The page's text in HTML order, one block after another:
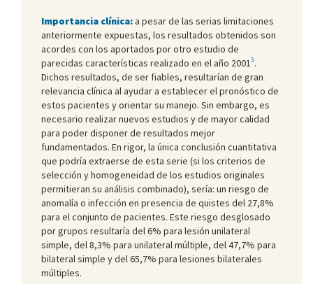
Importancia clínica:a pesar de las serias limitaciones
anteriormente expuestas, los resultados obtenidos son
acordes con los aportados por otro estudio de
parecidas características realizado en el año 2001 3.
Dichos resultados, de ser fiables, resultarían de gran
relevancia clínica al ayudar a establecer el pronóstico de
estos pacientes y orientar su manejo. Sin embargo, es
necesario realizar nuevos estudios y de mayor calidad
para poder disponer de resultados mejor
fundamentados. En rigor, la única conclusión cuantitativa
que podría extraerse de esta serie (si los criterios de
selección y homogeneidad de los estudios originales
permitieran su análisis combinado), sería: un riesgo de
anomalía o infección en presencia de quistes del 27,8%
para el conjunto de pacientes. Este riesgo desglosado
por grupos resultaría del 6% para lesión unilateral
simple, del 8,3% para unilateral múltiple, del 47,7% para
bilateral simple y del 65,7% para lesiones bilaterales
múltiples.